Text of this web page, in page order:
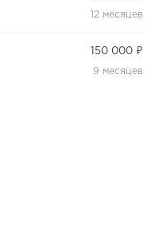
12 месяцев
150 000 ₽
9 месяцев